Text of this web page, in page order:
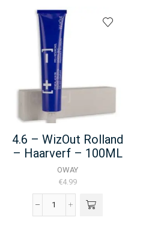
Hcolor
Haarverf
-
100ML
aantal
4.6 – WizOut Rolland
– Haarverf – 100ML
OWAY
€4.99
4.6